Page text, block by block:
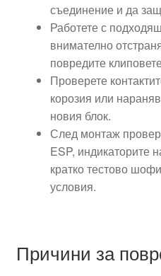
съединение и да
Работете с
внимателно
повредите
Проверете
корозия или
новия блок.
След монтаж
ESP, индикаторите
кратко тестово
условия.
Причини за